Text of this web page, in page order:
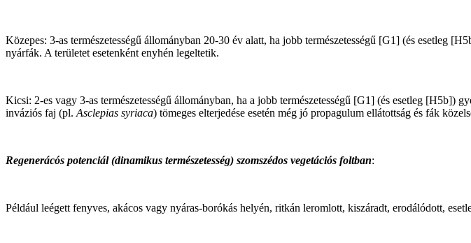
Közepes: 3-as természetességű állományban 20-30 év alatt, ha jobb természetességű [G1] (és esetleg
nyárfák. A területet esetenként enyhén legeltetik.
Kicsi: 2-es vagy 3-as természetességű állományban, ha a jobb természetességű [G1] (és esetleg
inváziós faj (pl. Asclepias syriaca) tömeges elterjedése esetén még jó propagulum ellátottság és fák
Regenerácós potenciál (dinamikus természetesség) szomszédos vegetációs foltban:
Például leégett fenyves, akácos vagy nyáras-borókás helyén, ritkán leromlott, kiszáradt, erodálódott,